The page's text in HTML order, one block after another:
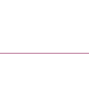
Comunica